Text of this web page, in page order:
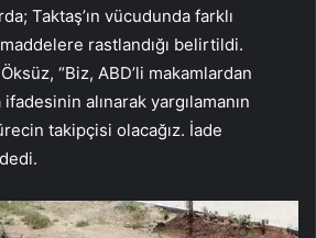
Taktaş’ın vücudunda farklı
rastlandığı belirtildi.
“Biz, ABD’li makamlardan
alınarak yargılamanın
takipçisi olacağız. İade